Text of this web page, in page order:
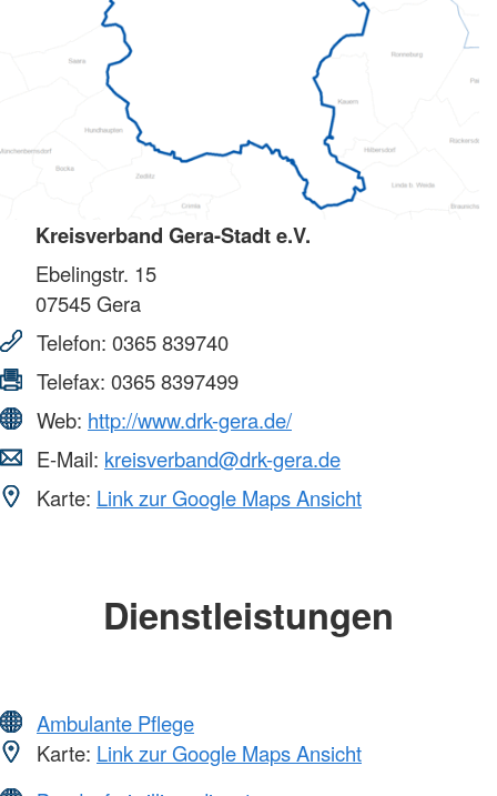
Kreisverband Gera-Stadt e.V.
Ebelingstr. 15
07545Gera
Telefon: 0365 839740
Telefax: 0365 8397499
Web: http://www.drk-gera.de/
E-Mail: kreisverband@drk-gera.de
Karte: Link zur Google Maps Ansicht
Dienstleistungen
Ambulante Pflege
Karte: Link zur Google Maps Ansicht